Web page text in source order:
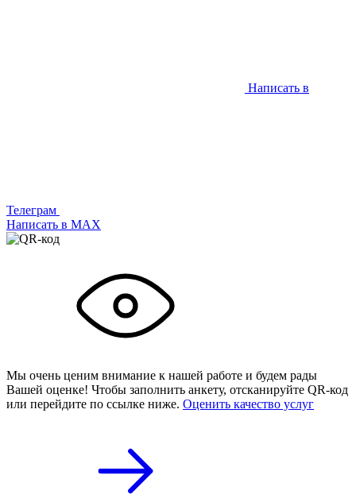
Написать в
Телеграм
Написать в МАХ
Мы очень ценим внимание к нашей работе и будем рады
Вашей оценке! Чтобы заполнить анкету, отсканируйте QR-код
или перейдите по ссылке ниже. Оценить качество услуг